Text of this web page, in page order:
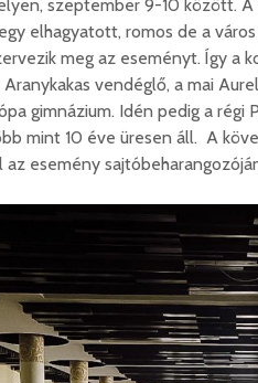
szeptember 9-10 között.
elhagyatott, romos de a
meg az eseményt. Így a
vendéglő, a mai
gimnázium. Idén pedig a
mint 10 éve üresen áll. A
esemény